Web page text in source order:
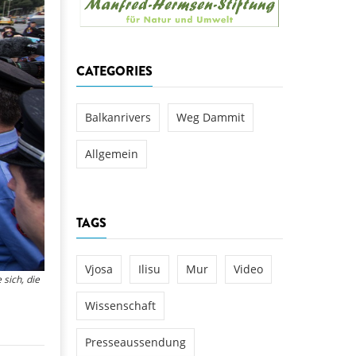
Ulog verursacht
DAMMIT
für den Kamp: Aus für
im Kamptal
sich, die
CATEGORIES
Balkanrivers Weg Dammit
Allgemein
TAGS
Vjosa Ilisu Mur Video
Wissenschaft
Presseaussendung